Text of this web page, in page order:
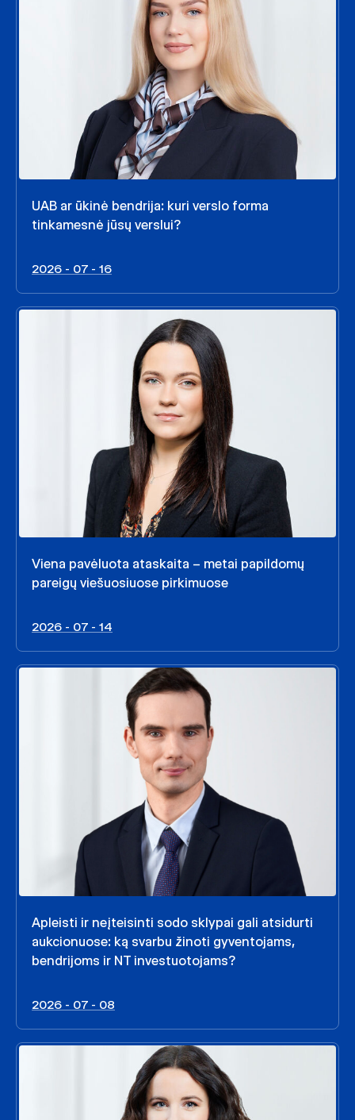
UAB ar ūkinė bendrija: kuri verslo forma
tinkamesnė jūsų verslui?
2026 - 07 - 16
Viena pavėluota ataskaita – metai papildomų
pareigų viešuosiuose pirkimuose
2026 - 07 - 14
Apleisti ir neįteisinti sodo sklypai gali atsidurti
aukcionuose: ką svarbu žinoti gyventojams,
bendrijoms ir NT investuotojams?
2026 - 07 - 08